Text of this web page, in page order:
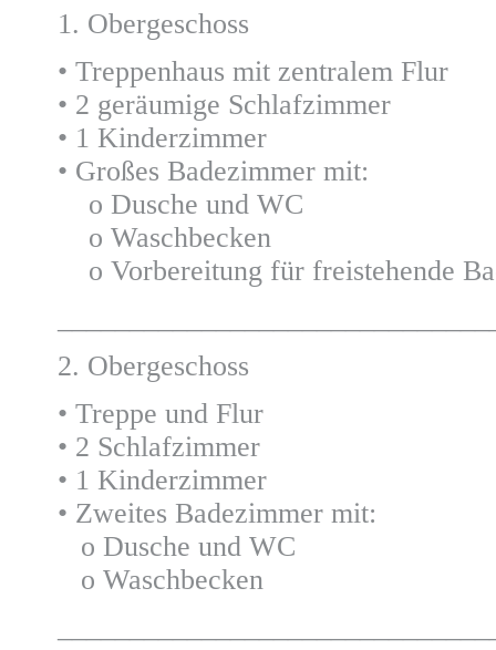
1. Obergeschoss
• Treppenhaus mit zentralem Flur
• 2 geräumige Schlafzimmer
• 1 Kinderzimmer
• Großes Badezimmer mit:
o Dusche und WC
o Waschbecken
o Vorbereitung für freistehende
2. Obergeschoss
• Treppe und Flur
• 2 Schlafzimmer
• 1 Kinderzimmer
• Zweites Badezimmer mit:
o Dusche und WC
o Waschbecken